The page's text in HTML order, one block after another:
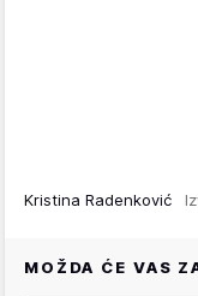
Kristina Radenković
MOŽDA ĆE VAS